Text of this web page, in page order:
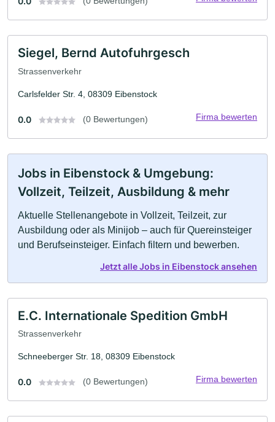
Siegel, Bernd Autofuhrgesch
Strassenverkehr
Carlsfelder Str. 4, 08309 Eibenstock
0.0 (0 Bewertungen) Firma bewerten
Jobs in Eibenstock & Umgebung:
Vollzeit, Teilzeit, Ausbildung & mehr
Aktuelle Stellenangebote in Vollzeit, Teilzeit, zur
Ausbildung oder als Minijob – auch für Quereinsteiger
und Berufseinsteiger. Einfach filtern und bewerben.
Jetzt alle Jobs in Eibenstock ansehen
E.C. Internationale Spedition GmbH
Strassenverkehr
Schneeberger Str. 18, 08309 Eibenstock
0.0 (0 Bewertungen) Firma bewerten